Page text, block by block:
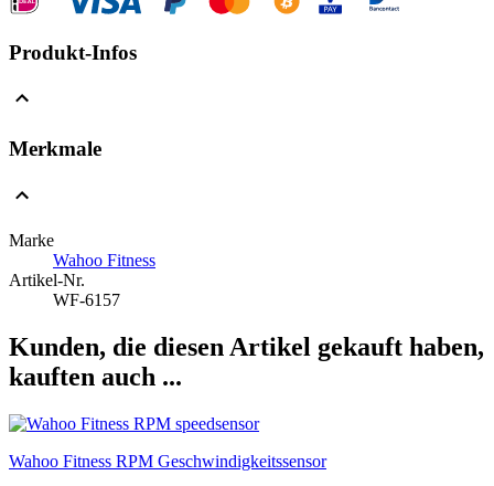
Produkt-Infos
Merkmale
Marke
Wahoo Fitness
Artikel-Nr.
WF-6157
Kunden, die diesen Artikel gekauft haben,
kauften auch ...
Wahoo Fitness RPM Geschwindigkeitssensor